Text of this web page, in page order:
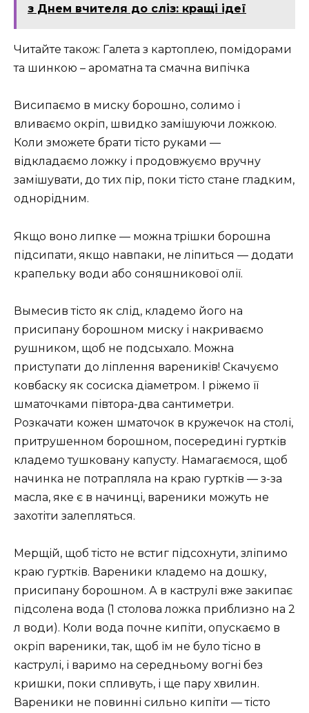
з Днем вчителя до сліз: кращі ідеї
Читайте також: Галета з картоплею, помідорами
та шинкою – ароматна та смачна випічка
Висипаємо в миску борошно, солимо і
вливаємо окріп, швидко замішуючи ложкою.
Коли зможете брати тісто руками —
відкладаємо ложку і продовжуємо вручну
замішувати, до тих пір, поки тісто стане гладким,
однорідним.
Якщо воно липке — можна трішки борошна
підсипати, якщо навпаки, не ліпиться — додати
крапельку води або соняшникової олії.
Вымесив тісто як слід, кладемо його на
присипану борошном миску і накриваємо
рушником, щоб не подсыхало. Можна
приступати до ліплення вареників! Скачуємо
ковбаску як сосиска діаметром. І ріжемо її
шматочками півтора-два сантиметри.
Розкачати кожен шматочок в кружечок на столі,
притрушенном борошном, посередині гуртків
кладемо тушковану капусту. Намагаємося, щоб
начинка не потрапляла на краю гуртків — з-за
масла, яке є в начинці, вареники можуть не
захотіти залепляться.
Мерщій, щоб тісто не встиг підсохнути, зліпимо
краю гуртків. Вареники кладемо на дошку,
присипану борошном. А в каструлі вже закипає
підсолена вода (1 столова ложка приблизно на 2
л води). Коли вода почне кипіти, опускаємо в
окріп вареники, так, щоб їм не було тісно в
каструлі, і варимо на середньому вогні без
кришки, поки спливуть, і ще пару хвилин.
Вареники не повинні сильно кипіти — тісто